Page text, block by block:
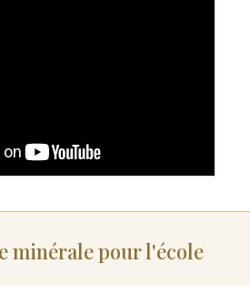
minérale pour l'école